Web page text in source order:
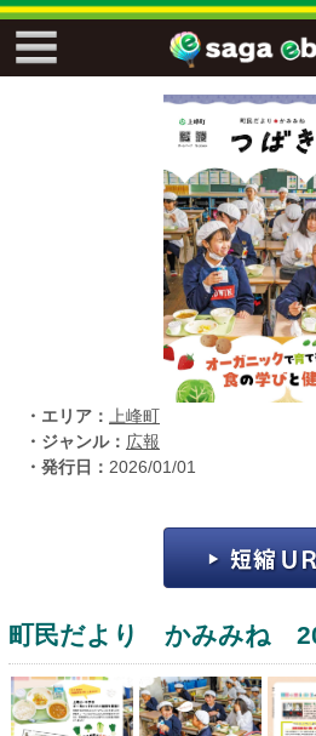
フリ
ジャ
エリ
佐賀
・エリア： 上峰町
・ジャンル： 広報
・発行日： 2026/01/01
町民だより かみみね
↓↓ ebooks専用本棚 ↓↓